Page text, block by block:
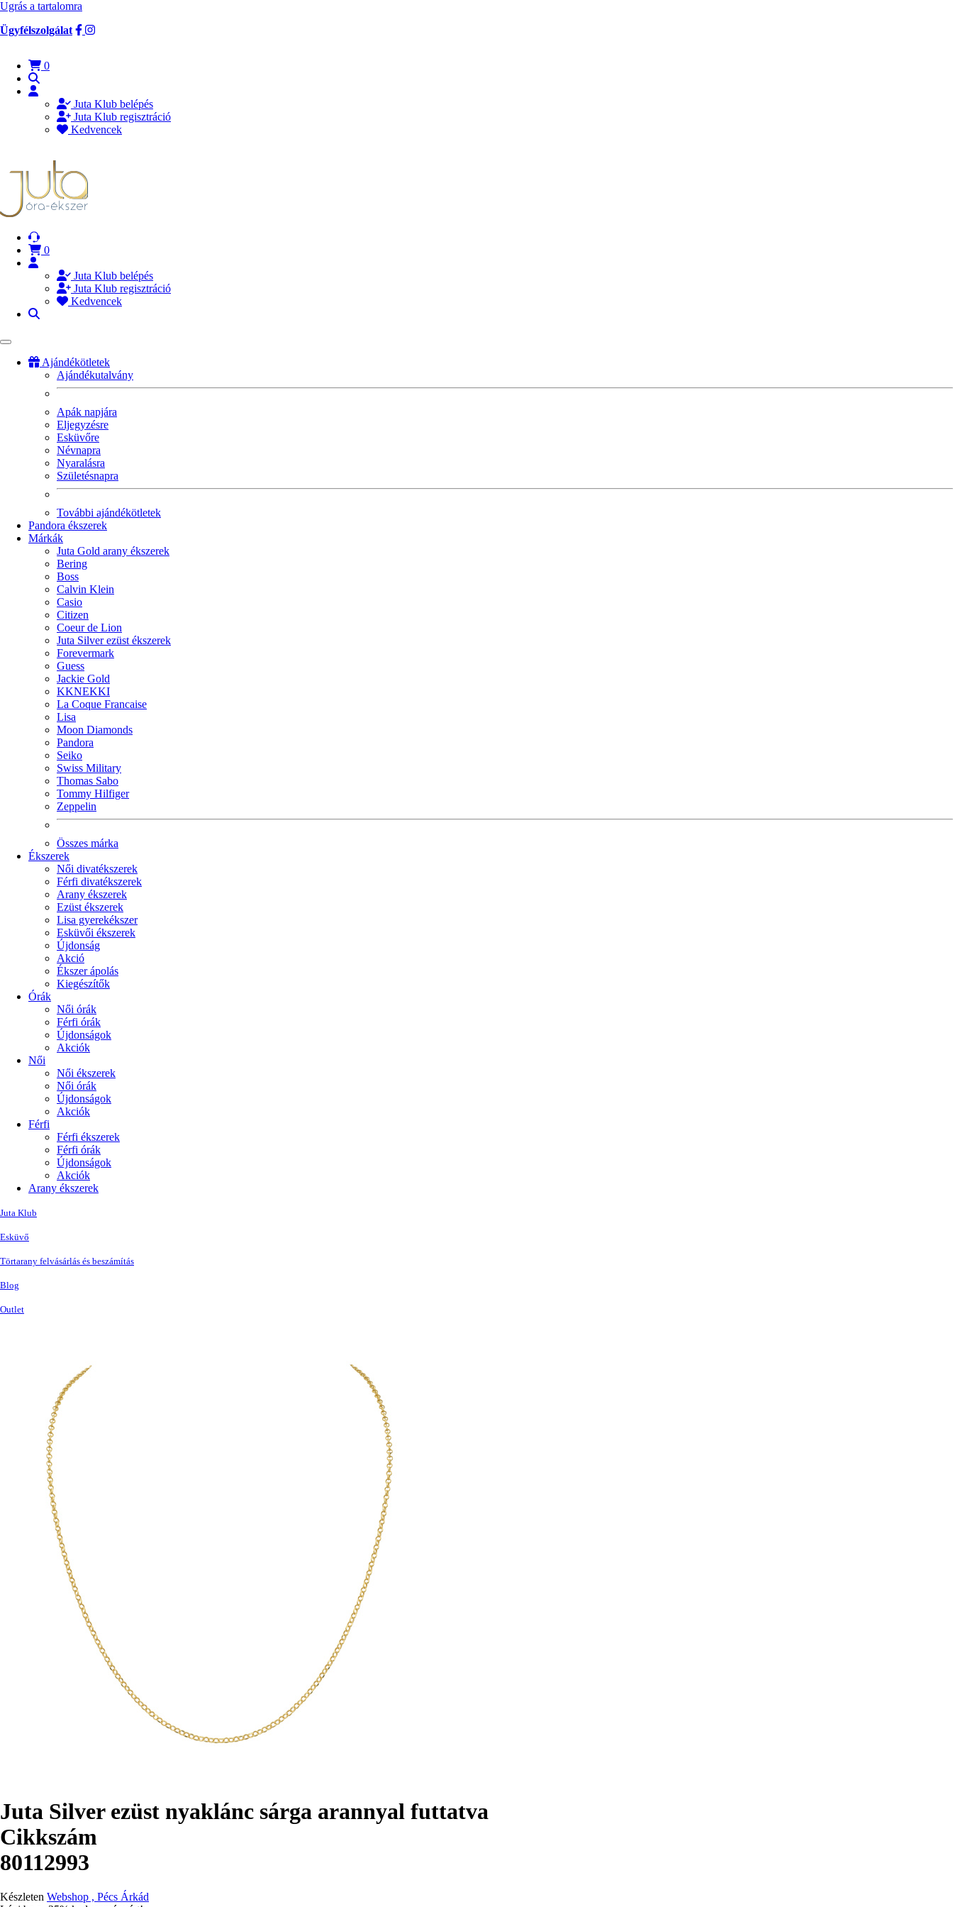
Ugrás a tartalomra
Ügyfélszolgálat
0
Juta Klub belépés
Juta Klub regisztráció
Kedvencek
0
Juta Klub belépés
Juta Klub regisztráció
Kedvencek
Ajándékötletek
Ajándékutalvány
Apák napjára
Eljegyzésre
Esküvőre
Névnapra
Nyaralásra
Születésnapra
További ajándékötletek
Pandora ékszerek
Márkák
Juta Gold arany ékszerek
Bering
Boss
Calvin Klein
Casio
Citizen
Coeur de Lion
Juta Silver ezüst ékszerek
Forevermark
Guess
Jackie Gold
KKNEKKI
La Coque Francaise
Lisa
Moon Diamonds
Pandora
Seiko
Swiss Military
Thomas Sabo
Tommy Hilfiger
Zeppelin
Összes márka
Ékszerek
Női divatékszerek
Férfi divatékszerek
Arany ékszerek
Ezüst ékszerek
Lisa gyerekékszer
Esküvői ékszerek
Újdonság
Akció
Ékszer ápolás
Kiegészítők
Órák
Női órák
Férfi órák
Újdonságok
Akciók
Női
Női ékszerek
Női órák
Újdonságok
Akciók
Férfi
Férfi ékszerek
Férfi órák
Újdonságok
Akciók
Arany ékszerek
Juta Klub
Esküvő
Törtarany felvásárlás és beszámítás
Blog
Outlet
Juta Silver ezüst nyaklánc sárga arannyal futtatva
Cikkszám
80112993
Készleten Webshop , Pécs Árkád